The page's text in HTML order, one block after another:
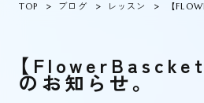
TOP ブログ レッスン 【
【FlowerBascket
のお知らせ。